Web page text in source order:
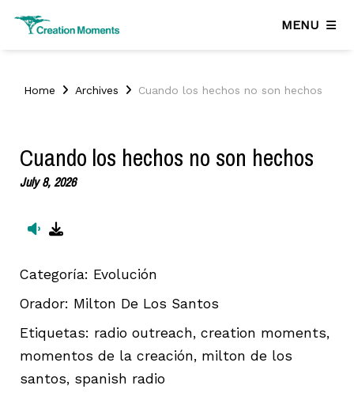
MENU
Home Archives Cuando los hechos no son hechos
Cuando los hechos no son hechos
July 8, 2026
Categoría: Evolución
Orador: Milton De Los Santos
Etiquetas: radio outreach, creation moments,
momentos de la creación, milton de los
santos, spanish radio